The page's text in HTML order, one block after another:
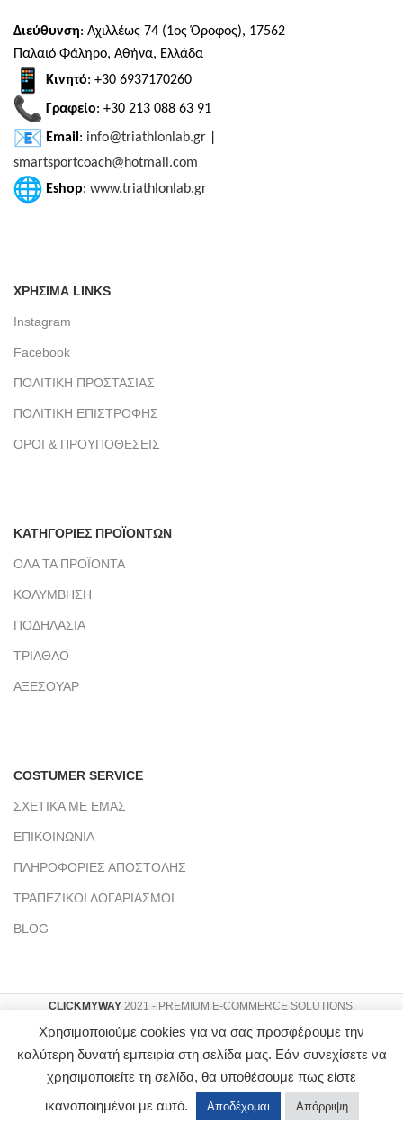
Διεύθυνση: Αχιλλέως 74 (1ος Όροφος), 17562
Παλαιό Φάληρο, Αθήνα, Ελλάδα
Κινητό: +30 6937170260
Γραφείο: +30 213 088 63 91
Email : info@triathlonlab.gr
smartsportcoach@hotmail.com
Eshop: www.triathlonlab.gr
ΧΡΗΣΙΜΑ LINKS
Instagram
Facebook
ΠΟΛΙΤΙΚΗ ΠΡΟΣΤΑΣΙΑΣ
ΠΟΛΙΤΙΚΗ ΕΠΙΣΤΡΟΦΗΣ
ΟΡΟΙ & ΠΡΟΥΠΟΘΕΣΕΙΣ
ΚΑΤΗΓΟΡΙΕΣ ΠΡΟΪΟΝΤΩΝ
ΟΛΑ ΤΑ ΠΡΟΪΟΝΤΑ
ΚΟΛΥΜΒΗΣΗ
ΠΟΔΗΛΑΣΙΑ
ΤΡΙΑΘΛΟ
ΑΞΕΣΟΥΑΡ
COSTUMER SERVICE
ΣΧΕΤΙΚΑ ΜΕ ΕΜΑΣ
ΕΠΙΚΟΙΝΩΝΙΑ
ΠΛΗΡΟΦΟΡΙΕΣ ΑΠΟΣΤΟΛΗΣ
ΤΡΑΠΕΖΙΚΟΙ ΛΟΓΑΡΙΑΣΜΟΙ
BLOG
CLICKMYWAY 2021 - PREMIUM E-COMMERCE SOLUTIONS.
Αρ. Γ.Ε.ΜΗ : 151953803000
Χρησιμοποιούμε cookies για να σας προσφέρουμε την
καλύτερη δυνατή εμπειρία στη σελίδα μας. Εάν συνεχίσετε να
χρησιμοποιείτε τη σελίδα, θα υποθέσουμε πως είστε
ικανοποιημένοι με αυτό.
Αποδέχομαι Απόρριψη